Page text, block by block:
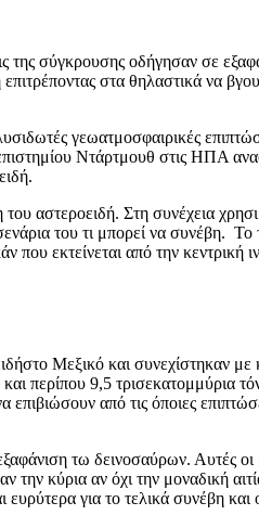
της σύγκρουσης οδήγησαν σε
στα θηλαστικά να
γεωατμοσφαιρικές
Ντάρτμουθ στις ΗΠΑ
αστεροειδή. Στη συνέχεια
του τι μπορεί να συνέβη. Το
εκτείνεται από την κεντρική
Μεξικό και συνεχίστηκαν με
περίπου 9,5 τρισεκατομμύρια
από τις όποιες
τω δεινοσαύρων. Αυτές
κύρια αν όχι την μοναδική
για το τελικά συνέβη και